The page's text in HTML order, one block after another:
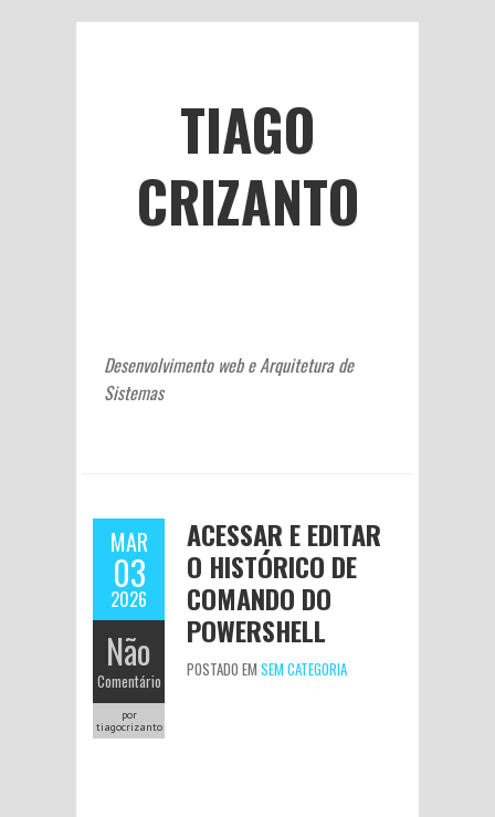
TIAGO
CRIZANTO
Desenvolvimento web e Arquitetura de
Sistemas
MAR
03
2026
Não
Comentário
por
tiagocrizanto
ACESSAR E EDITAR
O HISTÓRICO DE
COMANDO DO
POWERSHELL
POSTADO EM SEM CATEGORIA